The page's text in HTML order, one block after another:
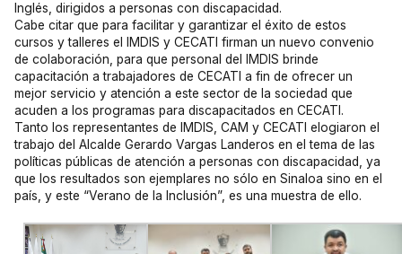
Inglés, dirigidos a personas con discapacidad.
Cabe citar que para facilitar y garantizar el éxito de estos
cursos y talleres el IMDIS y CECATI firman un nuevo convenio
de colaboración, para que personal del IMDIS brinde
capacitación a trabajadores de CECATI a fin de ofrecer un
mejor servicio y atención a este sector de la sociedad que
acuden a los programas para discapacitados en CECATI.
Tanto los representantes de IMDIS, CAM y CECATI elogiaron el
trabajo del Alcalde Gerardo Vargas Landeros en el tema de las
políticas públicas de atención a personas con discapacidad, ya
que los resultados son ejemplares no sólo en Sinaloa sino en el
país, y este “Verano de la Inclusión”, es una muestra de ello.